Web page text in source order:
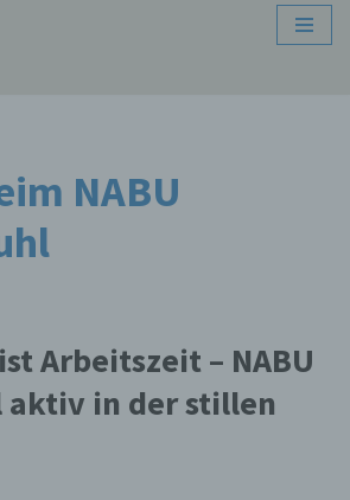
NABU
Arbeitszeit – NABU
aktiv in der stillen